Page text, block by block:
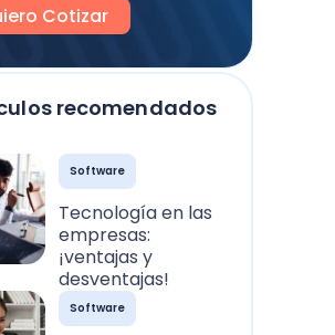
recomendados
Software
Tecnología en las
empresas:
¡ventajas y
desventajas!
Software
Cotizar